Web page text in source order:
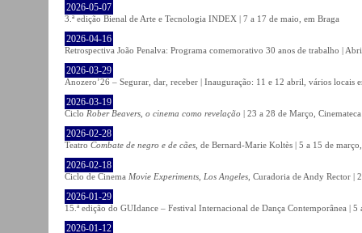
2026-05-07
3.ª edição Bienal de Arte e Tecnologia INDEX | 7 a 17 de maio, em Braga
2026-04-16
Retrospectiva João Penalva: Programa comemorativo 30 anos de trabalho |
2026-03-29
Anozero’26 – Segurar, dar, receber | Inauguração: 11 e 12 abril, vários locais
2026-03-19
Ciclo Rober Beavers, o cinema como revelação | 23 a 28 de Março,
2026-02-28
Teatro Combate de negro e de cães , de Bernard-Marie Koltès | 5 a 15 de
2026-02-18
Ciclo de Cinema Movie Experiments, Los Angeles , Curadoria de Andy Rector
2026-01-29
15.ª edição do GUIdance – Festival Internacional de Dança Contemporânea |
2026-01-12